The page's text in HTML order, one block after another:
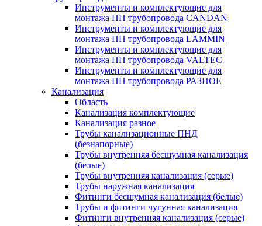
Инструменты и комплектующие для
монтажа ПП трубопровода CANDAN
Инструменты и комплектующие для
монтажа ПП трубопровода LAMMIN
Инструменты и комплектующие для
монтажа ПП трубопровода VALTEC
Инструменты и комплектующие для
монтажа ПП трубопровода РАЗНОЕ
Канализация
Область
Канализация комплектующие
Канализация разное
Трубы канализационные ПНД
(безнапорные)
Трубы внутренняя бесшумная канализация
(белые)
Трубы внутренняя канализация (серые)
Трубы наружная канализация
Фитинги бесшумная канализация (белые)
Трубы и фитинги чугунная канализация
Фитинги внутренняя канализация (серые)